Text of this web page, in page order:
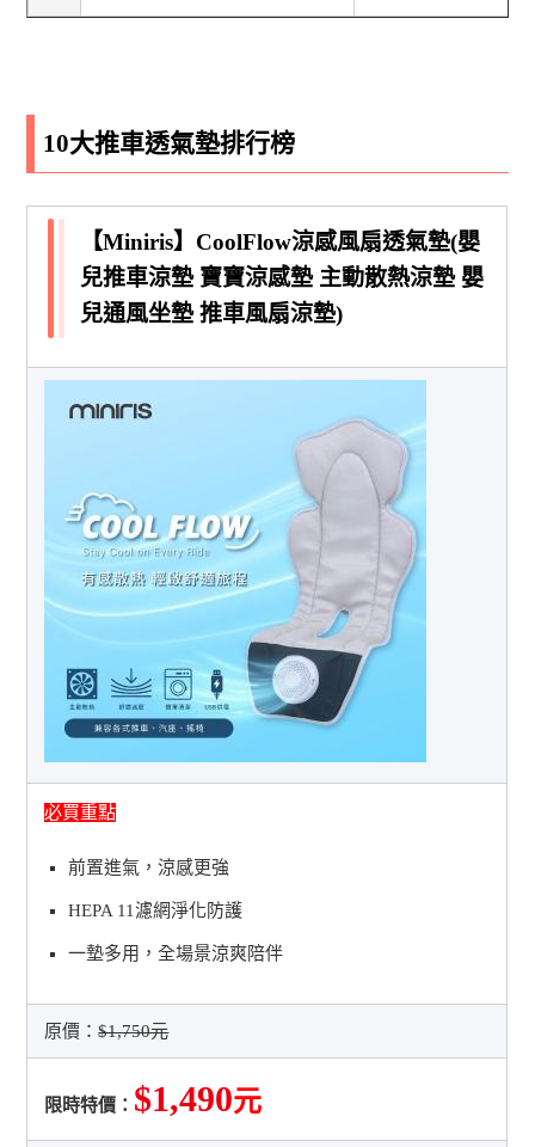
10大推車透氣墊排行榜
【Miniris】CoolFlow涼感風扇透氣墊(嬰
兒推車涼墊 寶寶涼感墊 主動散熱涼墊 嬰
兒通風坐墊 推車風扇涼墊)
必買重點
前置進氣，涼感更強
HEPA 11濾網淨化防護
一墊多用，全場景涼爽陪伴
原價：$1,750元
限時特價： $1,490元